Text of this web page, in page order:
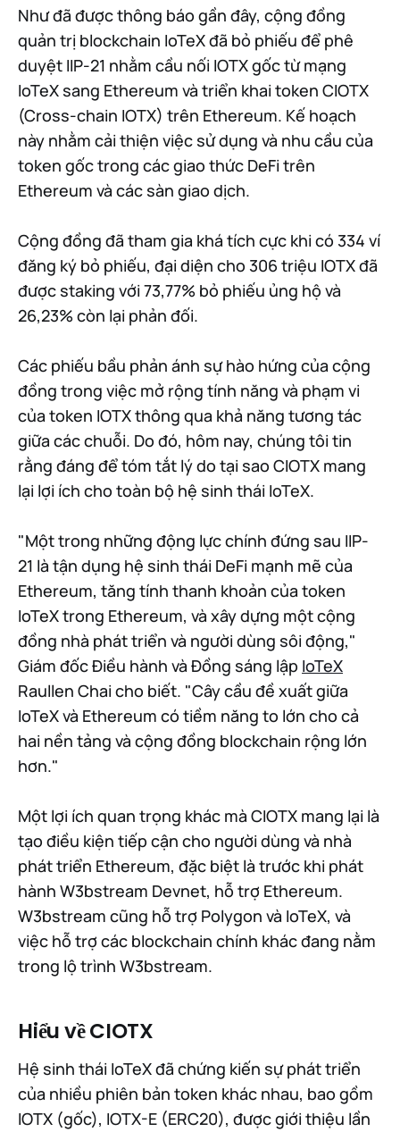
Như đã được thông báo gần đây, cộng đồng
quản trị blockchain IoTeX đã bỏ phiếu để phê
duyệt IIP-21 nhằm cầu nối IOTX gốc từ mạng
IoTeX sang Ethereum và triển khai token CIOTX
(Cross-chain IOTX) trên Ethereum. Kế hoạch
này nhằm cải thiện việc sử dụng và nhu cầu của
token gốc trong các giao thức DeFi trên
Ethereum và các sàn giao dịch.
Cộng đồng đã tham gia khá tích cực khi có 334 ví
đăng ký bỏ phiếu, đại diện cho 306 triệu IOTX đã
được staking với 73,77% bỏ phiếu ủng hộ và
26,23% còn lại phản đối.
Các phiếu bầu phản ánh sự hào hứng của cộng
đồng trong việc mở rộng tính năng và phạm vi
của token IOTX thông qua khả năng tương tác
giữa các chuỗi. Do đó, hôm nay, chúng tôi tin
rằng đáng để tóm tắt lý do tại sao CIOTX mang
lại lợi ích cho toàn bộ hệ sinh thái IoTeX.
"Một trong những động lực chính đứng sau IIP-
21 là tận dụng hệ sinh thái DeFi mạnh mẽ của
Ethereum, tăng tính thanh khoản của token
IoTeX trong Ethereum, và xây dựng một cộng
đồng nhà phát triển và người dùng sôi động,"
Giám đốc Điều hành và Đồng sáng lập IoTeX
Raullen Chai cho biết. "Cây cầu đề xuất giữa
IoTeX và Ethereum có tiềm năng to lớn cho cả
hai nền tảng và cộng đồng blockchain rộng lớn
hơn."
Một lợi ích quan trọng khác mà CIOTX mang lại là
tạo điều kiện tiếp cận cho người dùng và nhà
phát triển Ethereum, đặc biệt là trước khi phát
hành W3bstream Devnet, hỗ trợ Ethereum.
W3bstream cũng hỗ trợ Polygon và IoTeX, và
việc hỗ trợ các blockchain chính khác đang nằm
trong lộ trình W3bstream.
Hiểu về CIOTX
Hệ sinh thái IoTeX đã chứng kiến sự phát triển
của nhiều phiên bản token khác nhau, bao gồm
IOTX (gốc), IOTX-E (ERC20), được giới thiệu lần